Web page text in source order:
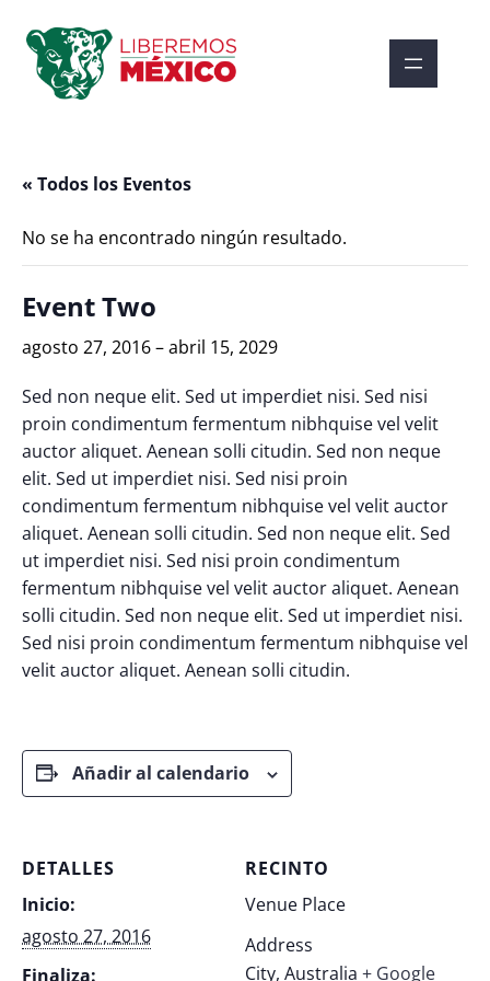
« Todos los Eventos
No se ha encontrado ningún resultado.
Event Two
agosto 27, 2016–abril 15, 2029
Sed non neque elit. Sed ut imperdiet nisi. Sed nisi
proin condimentum fermentum nibhquise vel velit
auctor aliquet. Aenean solli citudin. Sed non neque
elit. Sed ut imperdiet nisi. Sed nisi proin
condimentum fermentum nibhquise vel velit auctor
aliquet. Aenean solli citudin. Sed non neque elit. Sed
ut imperdiet nisi. Sed nisi proin condimentum
fermentum nibhquise vel velit auctor aliquet. Aenean
solli citudin. Sed non neque elit. Sed ut imperdiet nisi.
Sed nisi proin condimentum fermentum nibhquise vel
velit auctor aliquet. Aenean solli citudin.
Añadir al calendario
DETALLES
Inicio:
agosto 27, 2016
Finaliza:
RECINTO
Venue Place
Address
City, Australia + Google